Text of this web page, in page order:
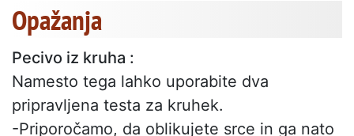
Opažanja
Pecivo iz kruha :
Namesto tega lahko uporabite dva
pripravljena testa za kruhek.
-Priporočamo, da oblikujete srce in ga nato